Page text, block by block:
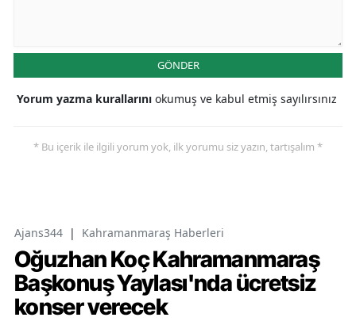
GÖNDER
Yorum yazma kurallarını okumuş ve kabul etmiş sayılırsınız
* Bu içerik ile ilgili yorum yok, ilk yorumu siz yazın, tartışalım *
Ajans344 | Kahramanmaraş Haberleri
Oğuzhan Koç Kahramanmaraş
Başkonuş Yaylası'nda ücretsiz
konser verecek